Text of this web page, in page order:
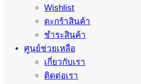
Wishlist
ตะกร้าสินค้า
ชำระสินค้า
ศูนย์ช่วยเหลือ
เกี่ยวกับเรา
ติดต่อเรา